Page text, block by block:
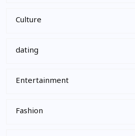
Culture
dating
Entertainment
Fashion